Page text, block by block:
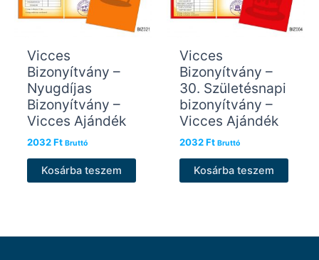
Vicces
Bizonyítvány –
Nyugdíjas
Bizonyítvány –
Vicces Ajándék
2032Ft Bruttó
Kosárba teszem
Vicces
Bizonyítvány –
30. Születésnapi
bizonyítvány –
Vicces Ajándék
2032Ft Bruttó
Kosárba teszem